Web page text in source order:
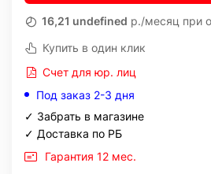
16,21 undefined р./месяц при
Купить в один клик
Счет для юр. лиц
Под заказ 2-3 дня
✓ Забрать в магазине
✓ Доставка по РБ
Гарантия 12 мес.